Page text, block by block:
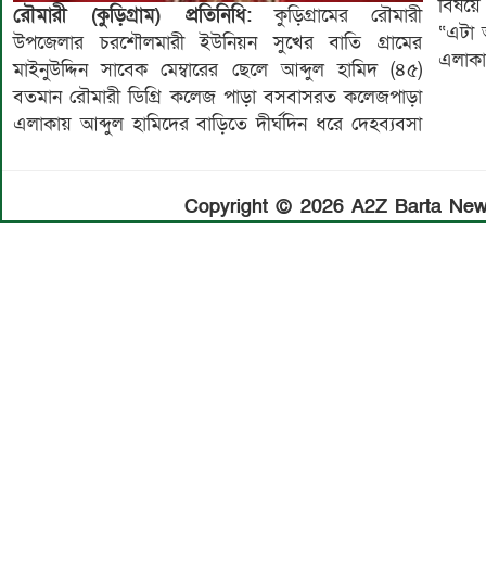
রৌমারী (কুড়িগ্রাম) প্রতিনিধি: কুড়িগ্রামের রৌমারী
উপজেলার চরশৌলমারী ইউনিয়ন সুখের বাতি গ্রামের
মাইনুউদ্দিন সাবেক মেম্বারের ছেলে আব্দুল হামিদ (৪৫)
বতমান রৌমারী ডিগ্রি কলেজ পাড়া বসবাসরত কলেজপাড়া
এলাকায় আব্দুল হামিদের বাড়িতে দীর্ঘদিন ধরে দেহব্যবসা
“এটা
Copyright © 2026 A2Z Barta